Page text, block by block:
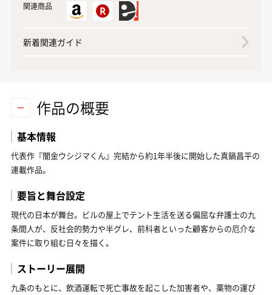
関連商品
新着関連ガイド
作品の概要
基本情報
代表作『闇金ウシジマくん』完結から約1年半後に開始した真鍋昌平の
連載作品。
要旨と舞台設定
現代の日本が舞台。ビルの屋上でテント生活を送る偏屈な弁護士の九
条間人が、反社会的勢力や半グレ、前科者といった顧客からの厄介な
案件に取り組む日々を描く。
ストーリー展開
九条のもとに、飲酒運転で死亡事故を起こした加害者や、薬物の運び